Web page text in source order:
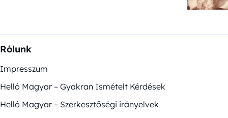
Rólunk
Impresszum
Helló Magyar – Gyakran Ismételt Kérdések
Helló Magyar – Szerkesztőségi irányelvek